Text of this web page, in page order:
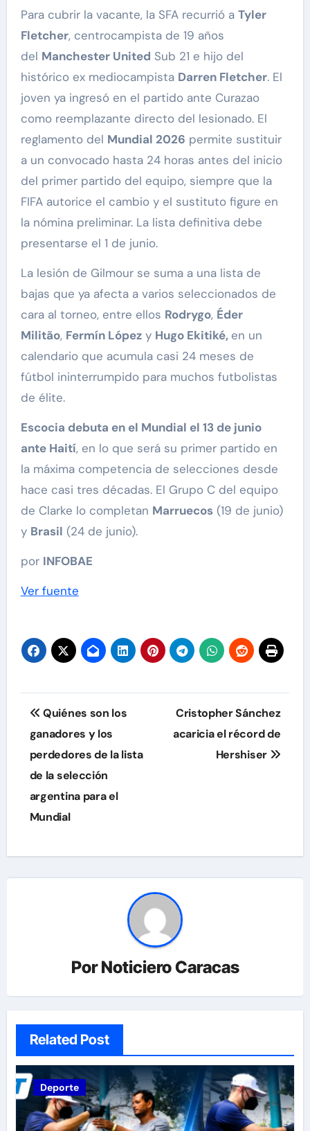
Para cubrir la vacante, la SFA recurrió a Tyler
Fletcher, centrocampista de 19 años
del Manchester United Sub 21 e hijo del
histórico ex mediocampista Darren Fletcher. El
joven ya ingresó en el partido ante Curazao
como reemplazante directo del lesionado. El
reglamento del Mundial 2026 permite sustituir
a un convocado hasta 24 horas antes del inicio
del primer partido del equipo, siempre que la
FIFA autorice el cambio y el sustituto figure en
la nómina preliminar. La lista definitiva debe
presentarse el 1 de junio.
La lesión de Gilmour se suma a una lista de
bajas que ya afecta a varios seleccionados de
cara al torneo, entre ellos Rodrygo, Éder
Militão, Fermín Lópezy Hugo Ekitiké, en un
calendario que acumula casi 24 meses de
fútbol ininterrumpido para muchos futbolistas
de élite.
Escocia debuta en el Mundial el 13 de junio
ante Haití, en lo que será su primer partido en
la máxima competencia de selecciones desde
hace casi tres décadas. El Grupo C del equipo
de Clarke lo completan Marruecos(19 de junio)
y Brasil (24 de junio).
por INFOBAE
Ver fuente
Navegación
de
entradas
Quiénes son los
ganadores y los
perdedores de la lista
de la selección
argentina para el
Mundial
Cristopher Sánchez
acaricia el récord de
Hershiser
PorNoticiero Caracas
Related Post
Deporte